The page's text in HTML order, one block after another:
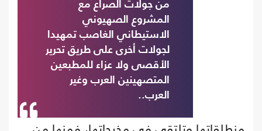
من جولات الصراع مع
المشروع الصهيوني
الاستيطاني الغاصب تمهيدا
لجولات أخرى على طريق تحرير
الأقصى ولا عزاء للمطبعين
المتصهينين العرب وغير
العرب..